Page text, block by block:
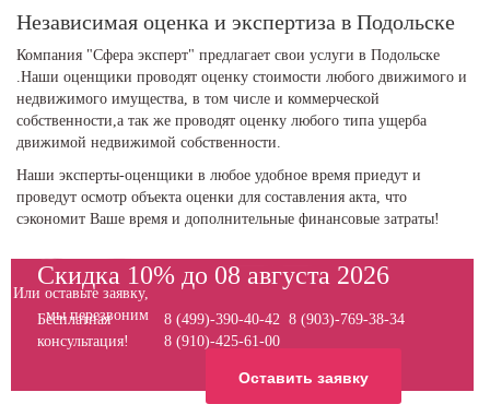
Независимая оценка и экспертиза в Подольске
Компания "Сфера эксперт" предлагает свои услуги в Подольске
.Наши оценщики проводят оценку стоимости любого движимого и
недвижимого имущества, в том числе и коммерческой
собственности,а так же проводят оценку любого типа ущерба
движимой недвижимой собственности.
Наши эксперты-оценщики в любое удобное время приедут и
проведут осмотр объекта оценки для составления акта, что
сэкономит Ваше время и дополнительные финансовые затраты!
Скидка 10% до 08 августа 2026
Бесплатная
консультация!
8 (499)-390-40-42 8 (903)-769-38-34
8 (910)-425-61-00
Или оставьте заявку,
мы перезвоним
Оставить заявку